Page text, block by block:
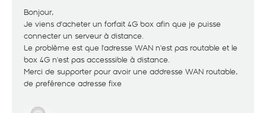
Bonjour,
Je viens d'acheter un forfait 4G box afin que je puisse
connecter un serveur à distance.
Le problème est que l'adresse WAN n'est pas routable et le
box 4G n'est pas accesssible à distance.
Merci de supporter pour avoir une addresse WAN routable,
de preférence adresse fixe